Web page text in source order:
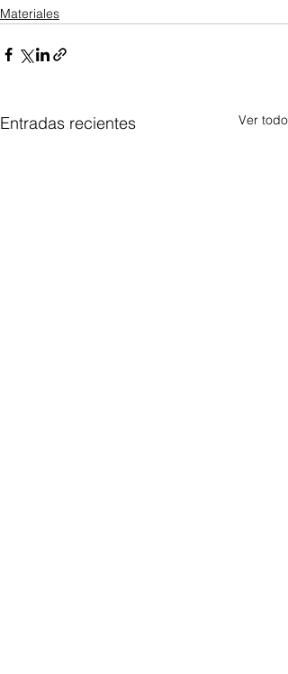
Materiales
Entradas recientes Ver todo